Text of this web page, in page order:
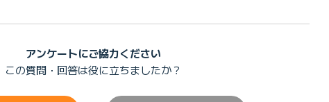
アンケートにご協力ください
この質問・回答は役に立ちましたか？